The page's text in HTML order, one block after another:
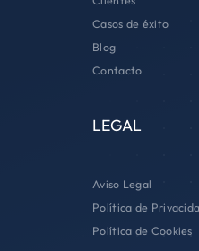
Casos de éxito
Blog
Contacto
LEGAL
Aviso Legal
Política de
Política de Cookies